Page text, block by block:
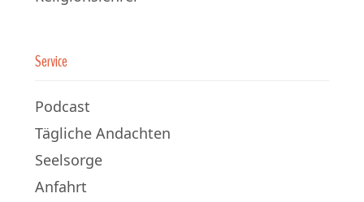
Service
Podcast
Tägliche Andachten
Seelsorge
Anfahrt